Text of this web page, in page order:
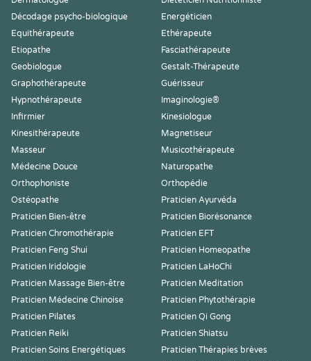
Décodage psycho-biologique
Energéticien
Equithérapeute
Ethérapeute
Etiopathe
Fasciathérapeute
Geobiologue
Gestalt-Thérapeute
Graphothérapeute
Guérisseur
Hypnothérapeute
Imaginologie®
Infirmier
Kinesiologue
Kinesithérapeute
Magnetiseur
Masseur
Musicothérapeute
Médecine Douce
Naturopathe
Orthophoniste
Orthopédie
Ostéopathe
Praticien Ayurvéda
Praticien Bien-être
Praticien Biorésonance
Praticien Chromothérapie
Praticien EFT
Praticien Feng Shui
Praticien Homeopathe
Praticien Iridologie
Praticien LaHoChi
Praticien Massage Bien-être
Praticien Meditation
Praticien Médecine Chinoise
Praticien Phytothérapie
Praticien Pilates
Praticien Qi Gong
Praticien Reiki
Praticien Shiatsu
Praticien Soins Energétiques
Praticien Thérapies brèves